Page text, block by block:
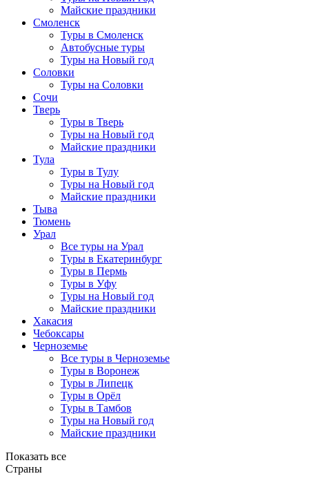
Майские праздники
Смоленск
Туры в Смоленск
Автобусные туры
Туры на Новый год
Соловки
Туры на Соловки
Сочи
Тверь
Туры в Тверь
Туры на Новый год
Майские праздники
Тула
Туры в Тулу
Туры на Новый год
Майские праздники
Тыва
Тюмень
Урал
Все туры на Урал
Туры в Екатеринбург
Туры в Пермь
Туры в Уфу
Туры на Новый год
Майские праздники
Хакасия
Чебоксары
Черноземье
Все туры в Черноземье
Туры в Воронеж
Туры в Липецк
Туры в Орёл
Туры в Тамбов
Туры на Новый год
Майские праздники
Показать все
Страны